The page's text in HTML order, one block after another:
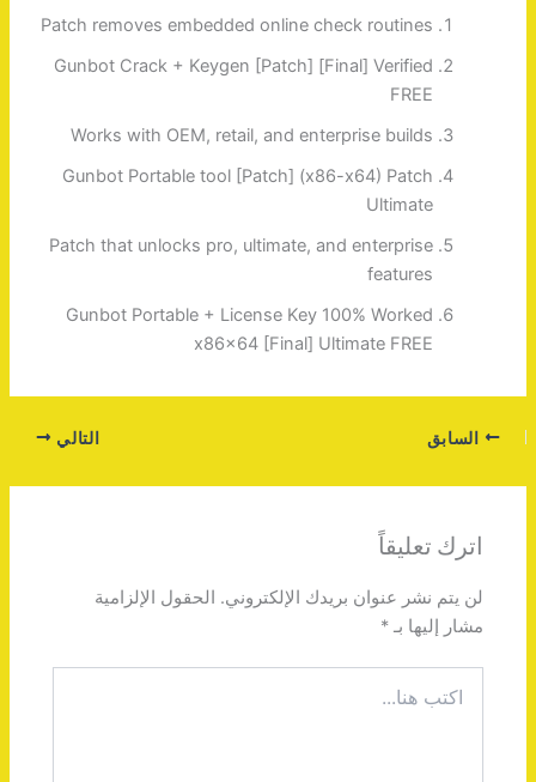
Patch removes embedded online check routines
Gunbot Crack + Keygen [Patch] [Final] Verified
FREE
Works with OEM, retail, and enterprise builds
Gunbot Portable tool [Patch] (x86-x64) Patch
Ultimate
Patch that unlocks pro, ultimate, and enterprise
features
Gunbot Portable + License Key 100% Worked
x86x64 [Final] Ultimate FREE
السابق التالي
اترك تعليقاً
لن يتم نشر عنوان بريدك الإلكتروني. الحقول الإلزامية
مشار إليها بـ*
هنا...